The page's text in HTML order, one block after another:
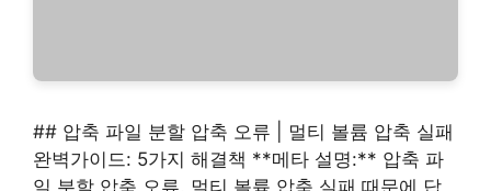
## 압축 파일 분할 압축 오류 | 멀티 볼륨 압축 실패
완벽가이드: 5가지 해결책 **메타 설명:** 압축 파
일 분할 압축 오류, 멀티 볼륨 압축 실패 때문에 답